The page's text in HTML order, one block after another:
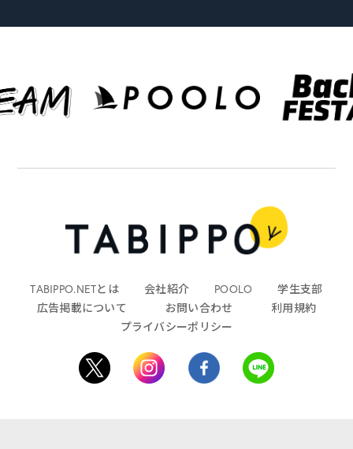
TABIPPO.NETとは 会社紹介 POOLO
学生支部
広告掲載について
お問い合わせ
利用規約
プライバシーポリシー